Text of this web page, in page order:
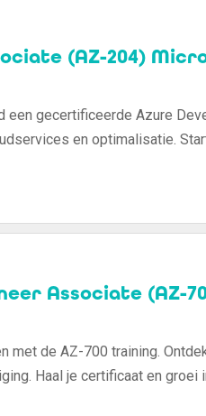
(AZ-204)
een gecertificeerde Azure
en optimalisatie.
Associate (AZ-
met de AZ-700 training.
Haal je certificaat en groei